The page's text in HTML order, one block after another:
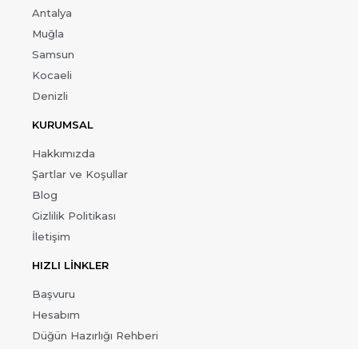
Antalya
Muğla
Samsun
Kocaeli
Denizli
KURUMSAL
Hakkımızda
Şartlar ve Koşullar
Blog
Gizlilik Politikası
İletişim
HIZLI LİNKLER
Başvuru
Hesabım
Düğün Hazırlığı Rehberi